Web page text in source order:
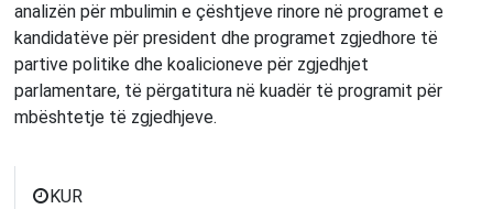
analizën për mbulimin e çështjeve rinore në programet e
kandidatëve për president dhe programet zgjedhore të
partive politike dhe koalicioneve për zgjedhjet
parlamentare, të përgatitura në kuadër të programit për
mbështetje të zgjedhjeve.
KUR